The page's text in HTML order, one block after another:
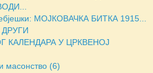
МОЈКОВАЧКА БИТКА 1915...
КАЛЕНДАРА У ЦРКВЕНОЈ
масонство (6)